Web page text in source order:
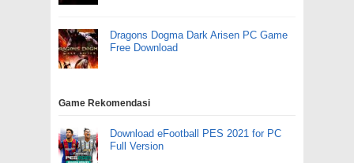
Dragons Dogma Dark Arisen PC Game
Free Download
Game Rekomendasi
Download eFootball PES 2021 for PC
Full Version